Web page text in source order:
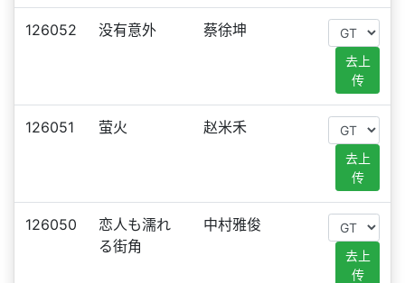
126052 没有意外 蔡徐坤
去上
传
126051 萤火 赵米禾
去上
传
126050
恋人も濡れ
る街角
中村雅俊
去上
传